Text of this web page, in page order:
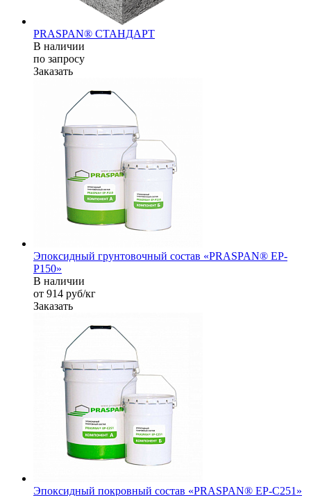
PRASPAN® СТАНДАРТ
В наличии
по запросу
Заказать
Эпоксидный грунтовочный состав «PRASPAN® EP-
P150»
В наличии
от 914 руб/кг
Заказать
Эпоксидный покровный состав «PRASPAN® EP-C251»